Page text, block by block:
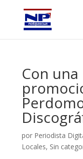
Con
por Periodista
Locales, Sin